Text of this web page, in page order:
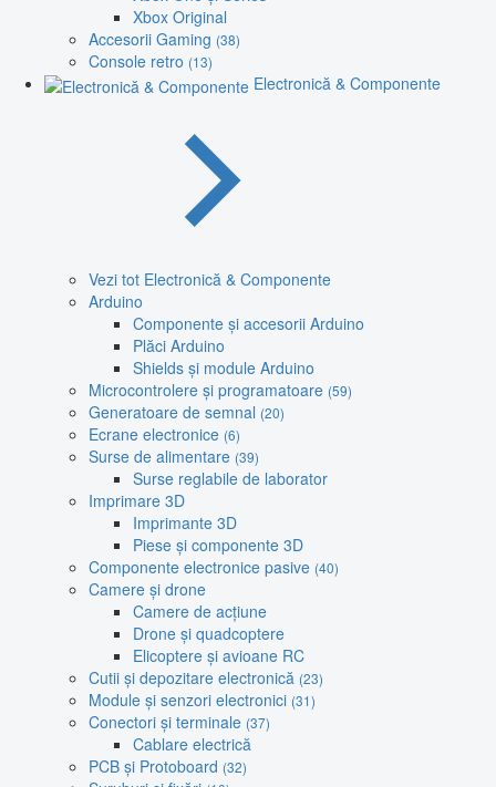
Xbox Original
Accesorii Gaming (38)
Console retro (13)
Electronică & Componente
Vezi tot Electronică & Componente
Arduino
Componente și accesorii Arduino
Plăci Arduino
Shields și module Arduino
Microcontrolere și programatoare (59)
Generatoare de semnal (20)
Ecrane electronice (6)
Surse de alimentare (39)
Surse reglabile de laborator
Imprimare 3D
Imprimante 3D
Piese și componente 3D
Componente electronice pasive (40)
Camere și drone
Camere de acțiune
Drone și quadcoptere
Elicoptere și avioane RC
Cutii și depozitare electronică (23)
Module și senzori electronici (31)
Conectori și terminale (37)
Cablare electrică
PCB și Protoboard (32)